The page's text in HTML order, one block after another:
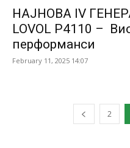
НАЈНОВА IV
LOVOL P4110 –
перформанси
February 11, 2025 14:07
2